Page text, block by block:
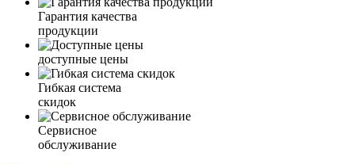
Гарантия качества
продукции
доступные цены
Гибкая система
скидок
Сервисное
обслуживание